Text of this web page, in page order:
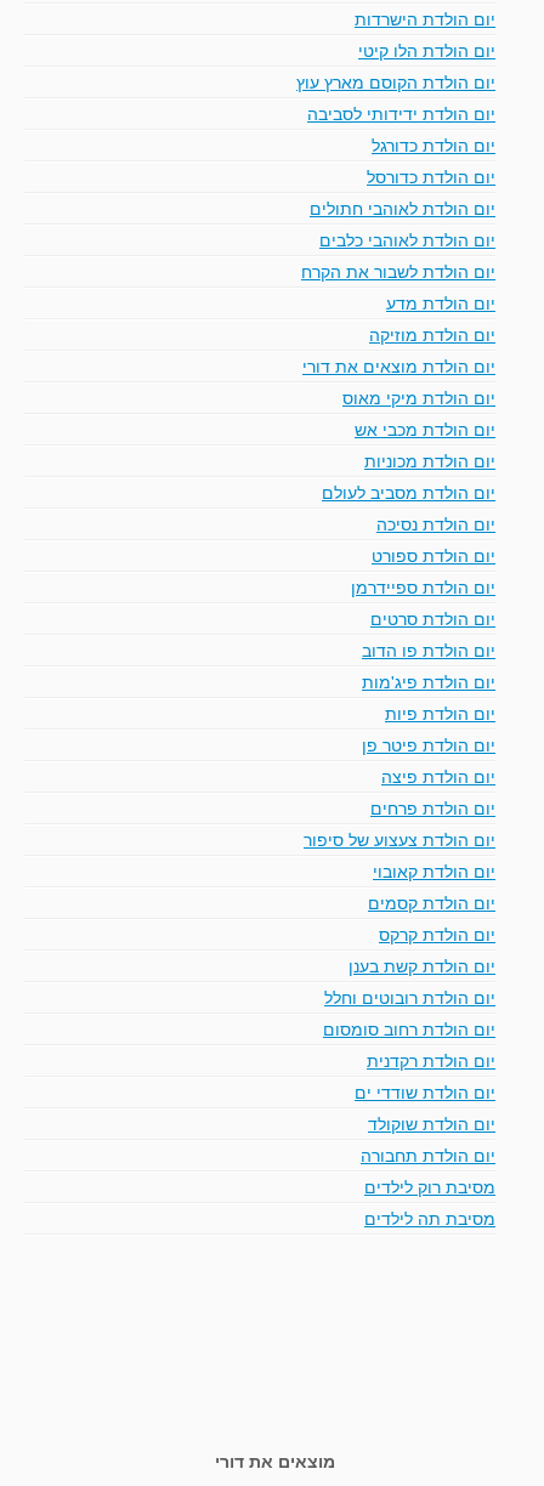
יום הולדת הישרדות
יום הולדת הלו קיטי
יום הולדת הקוסם מארץ עוץ
יום הולדת ידידותי לסביבה
יום הולדת כדורגל
יום הולדת כדורסל
יום הולדת לאוהבי חתולים
יום הולדת לאוהבי כלבים
יום הולדת לשבור את הקרח
יום הולדת מדע
יום הולדת מוזיקה
יום הולדת מוצאים את דורי
יום הולדת מיקי מאוס
יום הולדת מכבי אש
יום הולדת מכוניות
יום הולדת מסביב לעולם
יום הולדת נסיכה
יום הולדת ספורט
יום הולדת ספיידרמן
יום הולדת סרטים
יום הולדת פו הדוב
יום הולדת פיג'מות
יום הולדת פיות
יום הולדת פיטר פן
יום הולדת פיצה
יום הולדת פרחים
יום הולדת צעצוע של סיפור
יום הולדת קאובוי
יום הולדת קסמים
יום הולדת קרקס
יום הולדת קשת בענן
יום הולדת רובוטים וחלל
יום הולדת רחוב סומסום
יום הולדת רקדנית
יום הולדת שודדי ים
יום הולדת שוקולד
יום הולדת תחבורה
מסיבת רוק לילדים
מסיבת תה לילדים
מוצאים את דורי